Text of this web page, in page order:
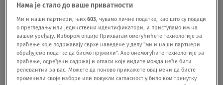
Oglas
Navijači "okupirali" grad: Napravili ludnicu
Нама је стало до ваше приватности
Ми и наши партнери, њих603, чувамо личне податке, као што су подаци
о прегледању или јединствени идентификатори, и приступамо им на
вашем уређају. Избором опције Прихватам омогућићете технологије за
праћење које подржавају сврхе наведене у делу "ми и наши партнери
обрађујемо податке да бисмо пружили". Ако онемогућите технологије за
праћење, одређени садржај и огласи које видите можда неће бити
релевантни за вас. Можете да поново прикажете овај мени да бисте
променили своје изборе или повукли сагласност у било ком тренутку